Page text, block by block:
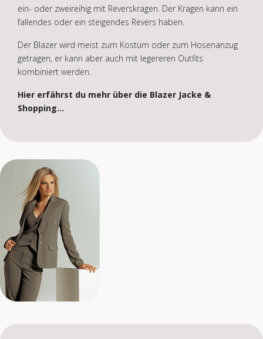
ein- oder zweireihig mit Reverskragen. Der Kragen kann ein
fallendes oder ein steigendes Revers haben.
Der Blazer wird meist zum Kostüm oder zum Hosenanzug
getragen, er kann aber auch mit legereren Outfits
kombiniert werden.
Hier erfährst du mehr über die Blazer Jacke &
Shopping...